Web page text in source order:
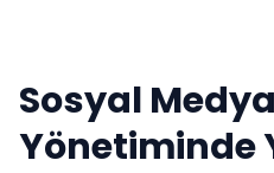
Sosyal Medya
Yönetiminde